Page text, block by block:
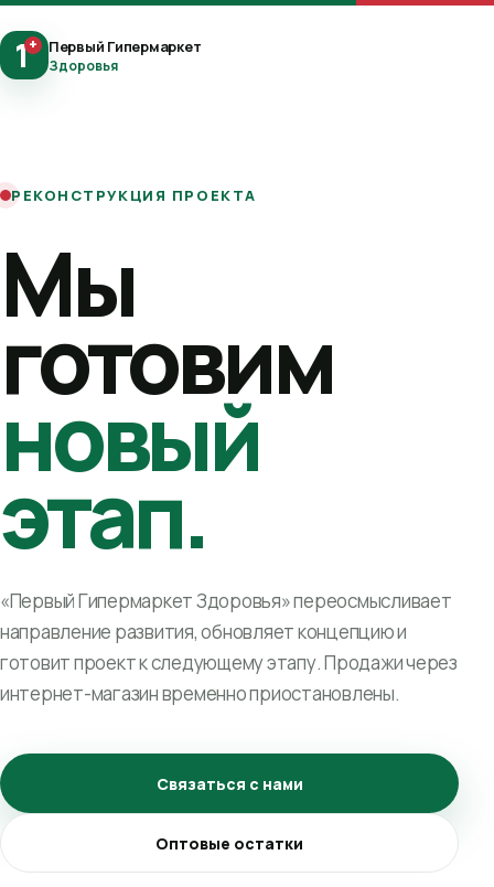
1+ Первый Гипермаркет
Здоровья
РЕКОНСТРУКЦИЯ ПРОЕКТА
Мы
готовим
новый
этап.
«Первый Гипермаркет Здоровья» переосмысливает
направление развития, обновляет концепцию и
готовит проект к следующему этапу. Продажи через
интернет-магазин временно приостановлены.
Связаться с нами
Оптовые остатки